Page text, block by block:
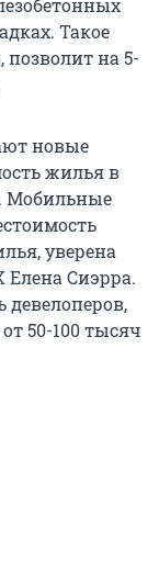
Такое
на 5-
новые
жилья в
Мобильные
уверена
Сиэрра.
девелоперов,
50-100 тысяч